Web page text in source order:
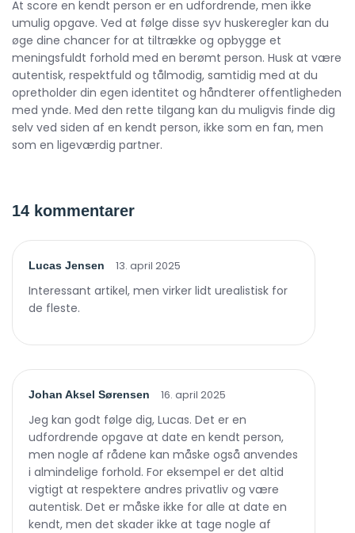
At score en kendt person er en udfordrende, men ikke
umulig opgave. Ved at følge disse syv huskeregler kan du
øge dine chancer for at tiltrække og opbygge et
meningsfuldt forhold med en berømt person. Husk at være
autentisk, respektfuld og tålmodig, samtidig med at du
opretholder din egen identitet og håndterer offentligheden
med ynde. Med den rette tilgang kan du muligvis finde dig
selv ved siden af en kendt person, ikke som en fan, men
som en ligeværdig partner.
14 kommentarer
Lucas Jensen 13. april 2025
Interessant artikel, men virker lidt urealistisk for
de fleste.
Johan Aksel Sørensen 16. april 2025
Jeg kan godt følge dig, Lucas. Det er en
udfordrende opgave at date en kendt person,
men nogle af rådene kan måske også anvendes
i almindelige forhold. For eksempel er det altid
vigtigt at respektere andres privatliv og være
autentisk. Det er måske ikke for alle at date en
kendt, men det skader ikke at tage nogle af